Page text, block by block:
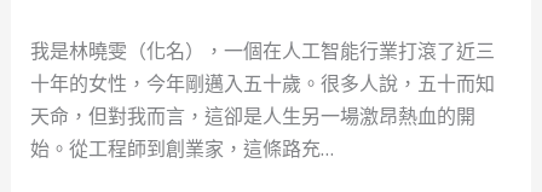
為
社
會
安
我是林曉雯（化名），一個在人工智能行業打滾了近三
十年的女性，今年剛邁入五十歲。很多人說，五十而知
天命，但對我而言，這卻是人生另一場激昂熱血的開
始。從工程師到創業家，這條路充…